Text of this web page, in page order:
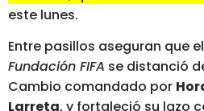
este lunes.
Entre pasillos aseguran que
Fundación FIFA se distanció
Cambio comandado por
Larreta, y fortaleció su lazo